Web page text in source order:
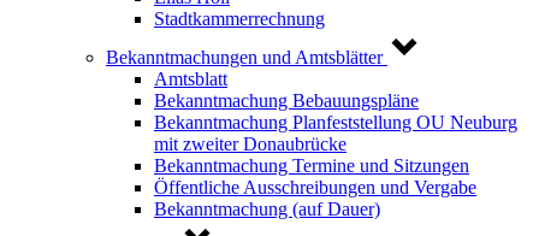
Stadtkammerrechnung
Bekanntmachungen und Amtsblätter
Amtsblatt
Bekanntmachung Bebauungspläne
Bekanntmachung Planfeststellung OU Neuburg
mit zweiter Donaubrücke
Bekanntmachung Termine und Sitzungen
Öffentliche Ausschreibungen und Vergabe
Bekanntmachung (auf Dauer)